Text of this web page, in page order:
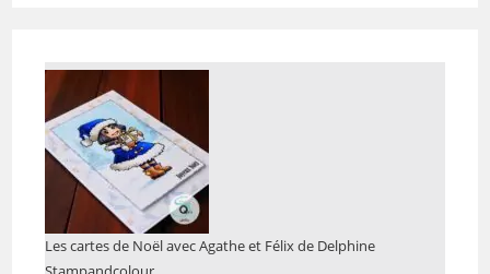
Les cartes de Noël avec Agathe et Félix de Delphine